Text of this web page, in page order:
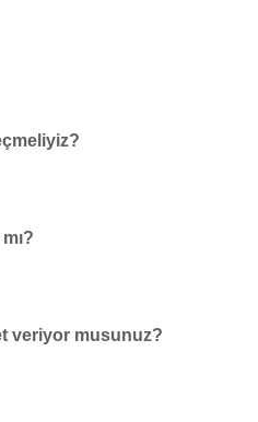
veriyor musunuz?